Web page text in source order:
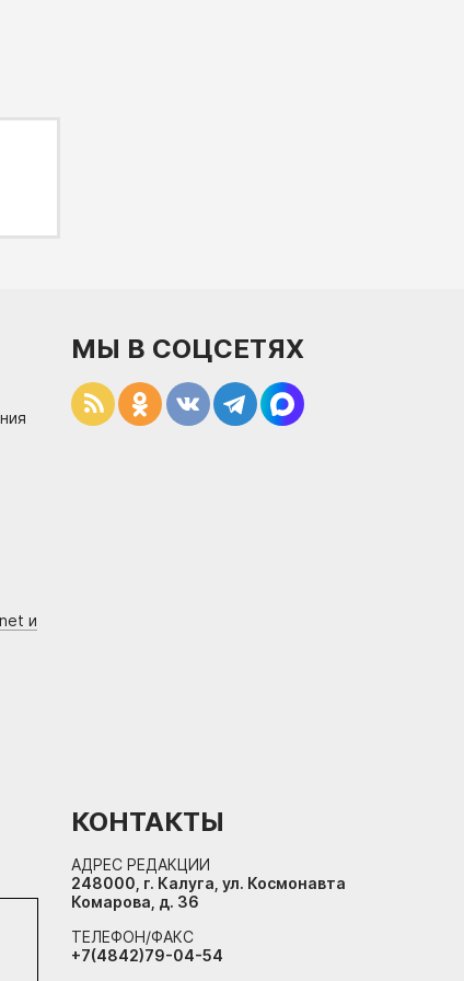
и
МЫ В СОЦСЕТЯХ
КОНТАКТЫ
АДРЕС РЕДАКЦИИ
248000, г. Калуга, ул. Космонавта
Комарова, д. 36
ТЕЛЕФОН/ФАКС
+7(4842)79-04-54